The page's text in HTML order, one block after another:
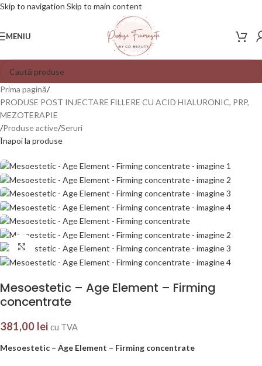
Skip to navigation Skip to main content
MENIU
Prima pagină/
PRODUSE POST INJECTARE FILLERE CU ACID HIALURONIC, PRP,
MEZOTERAPIE
/Produse active/Seruri
Înapoi la produse
Mărește poza
Mesoestetic – Age Element – Firming
concentrate
381,00 lei cu TVA
Mesoestetic – Age Element – Firming concentrate